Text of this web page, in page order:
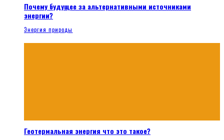
Почему будущее за альтернативными источниками
энергии?
Энергия природы
Геотермальная энергия что это такое?